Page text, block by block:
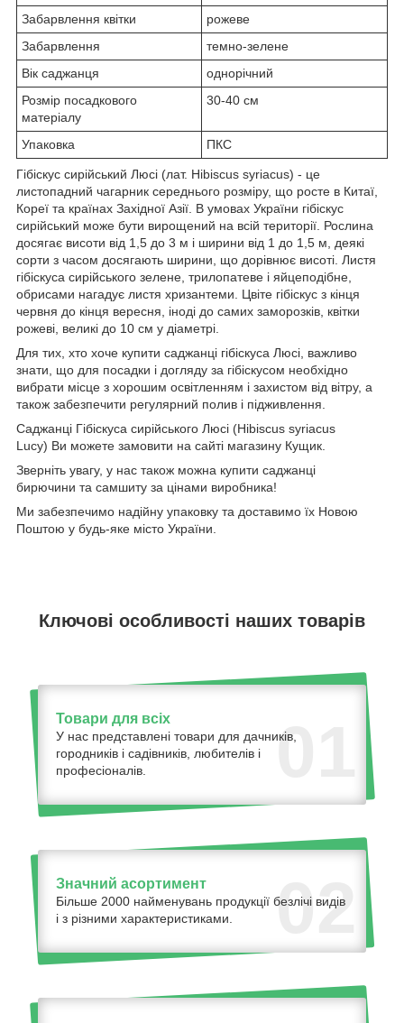
Забарвлення квітки
рожеве
Забарвлення
темно-зелене
Вік саджанця
однорічний
Розмір посадкового
матеріалу
30-40 см
Упаковка ПКС
Гібіскус сирійський Люсі (лат. Hibiscus syriacus) - це
листопадний чагарник середнього розміру, що росте в Китаї,
Кореї та країнах Західної Азії. В умовах України гібіскус
сирійський може бути вирощений на всій території. Рослина
досягає висоти від 1,5 до 3 м і ширини від 1 до 1,5 м, деякі
сорти з часом досягають ширини, що дорівнює висоті. Листя
гібіскуса сирійського зелене, трилопатеве і яйцеподібне,
обрисами нагадує листя хризантеми. Цвіте гібіскус з кінця
червня до кінця вересня, іноді до самих заморозків, квітки
рожеві, великі до 10 см у діаметрі.
Для тих, хто хоче купити саджанці гібіскуса Люсі, важливо
знати, що для посадки і догляду за гібіскусом необхідно
вибрати місце з хорошим освітленням і захистом від вітру, а
також забезпечити регулярний полив і підживлення.
Саджанці Гібіскуса сирійського Люсі (Hibiscus syriacus
Lucy) Ви можете замовити на сайті магазину Кущик.
Зверніть увагу, у нас також можна купити саджанці
бирючини та самшиту за цінами виробника!
Ми забезпечимо надійну упаковку та доставимо їх Новою
Поштою у будь-яке місто України.
Ключові особливості наших товарів
01
Товари для всіх
У нас представлені товари для дачників,
городників і садівників, любителів і
професіоналів.
02
Значний асортимент
Більше 2000 найменувань продукції безлічі видів
і з різними характеристиками.